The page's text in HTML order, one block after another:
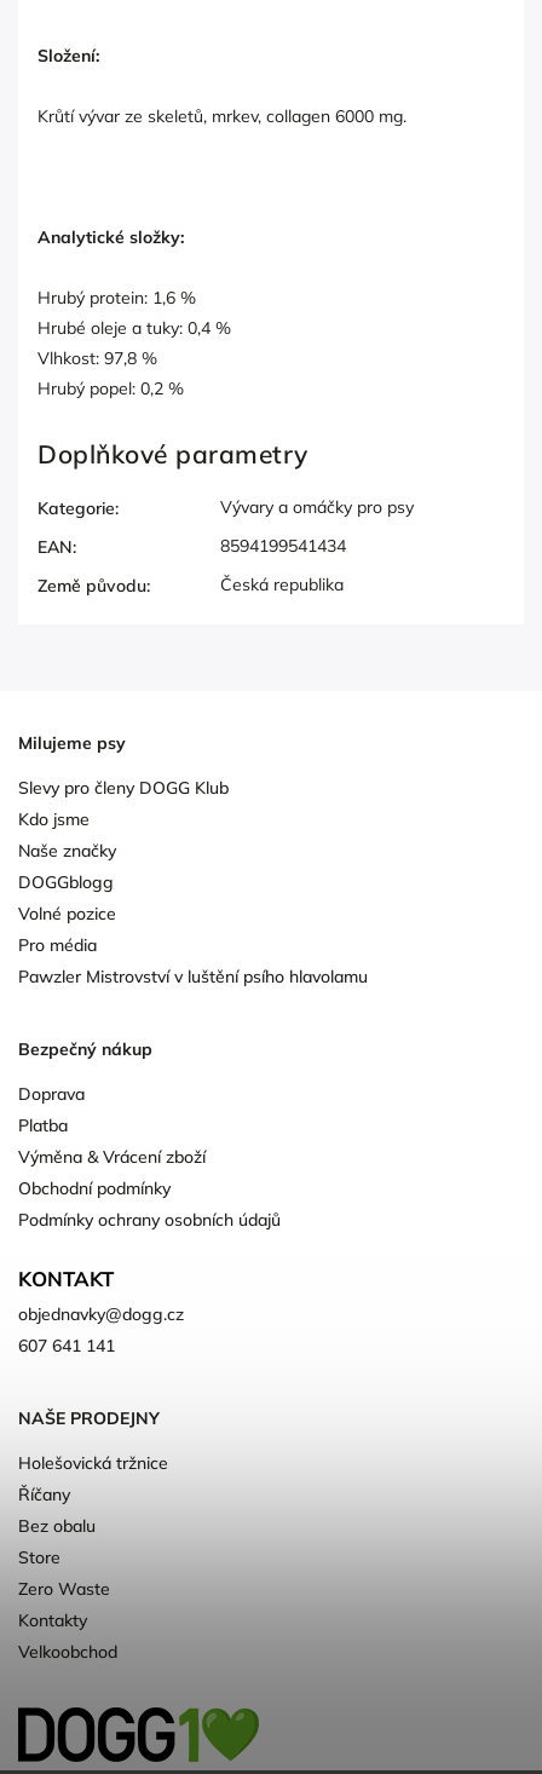
Složení:
Krůtí vývar ze skeletů, mrkev, collagen 6000 mg.
Analytické složky:
Hrubý protein: 1,6 %
Hrubé oleje a tuky: 0,4 %
Vlhkost: 97,8 %
Hrubý popel: 0,2 %
Doplňkové parametry
Kategorie:
Vývary a omáčky pro psy
EAN:
8594199541434
Země původu: Česká republika
Milujeme psy
Slevy pro členy DOGG Klub
Kdo jsme
Naše značky
DOGGblogg
Volné pozice
Pro média
Pawzler Mistrovství v luštění psího hlavolamu
Bezpečný nákup
Doprava
Platba
Výměna & Vrácení zboží
Obchodní podmínky
Podmínky ochrany osobních údajů
KONTAKT
objednavky@dogg.cz
607 641 141
NAŠE PRODEJNY
Holešovická tržnice
Říčany
Bez obalu
Store
Zero Waste
Kontakty
Velkoobchod